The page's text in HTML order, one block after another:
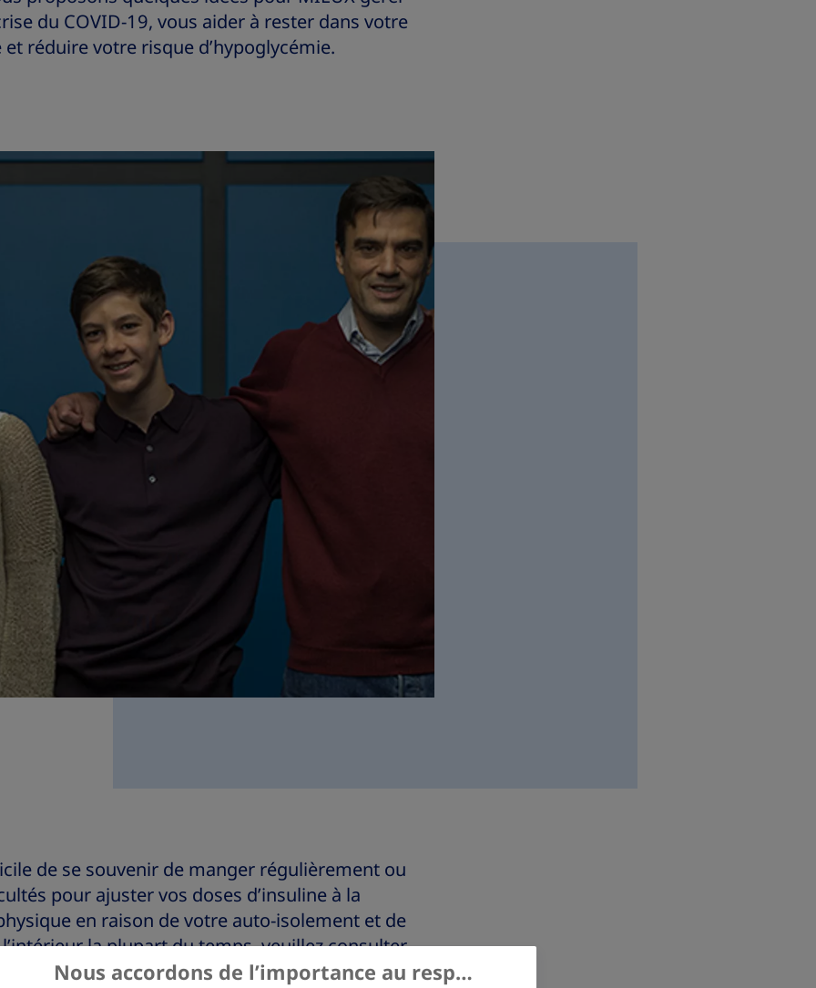
du COVID-19, vous aider à rester dans votre
réduire votre risque d’hypoglycémie.
de se souvenir de manger régulièrement ou
pour ajuster vos doses d’insuline à la
en raison de votre auto-isolement et de
la plupart du temps, veuillez consulter
vous présentiez un risque accru
Nous accordons de l’importance au respect de votre vie privée